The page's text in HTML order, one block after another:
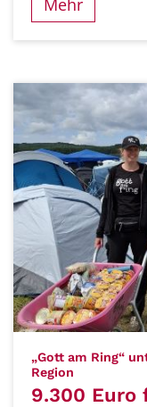
Mehr
„Gott am Ring“
Region
9.300 Euro